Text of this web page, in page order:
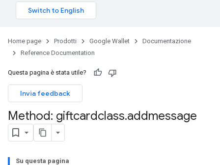
Home page Prodotti Google Wallet
Documentazione
Reference Documentation
Questa pagina è stata utile?
Invia feedback
Method: giftcardclass.addmessage
Su questa pagina